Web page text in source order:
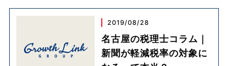
2019/08/28
名古屋の税理士コラム｜
新聞が軽減税率の対象に